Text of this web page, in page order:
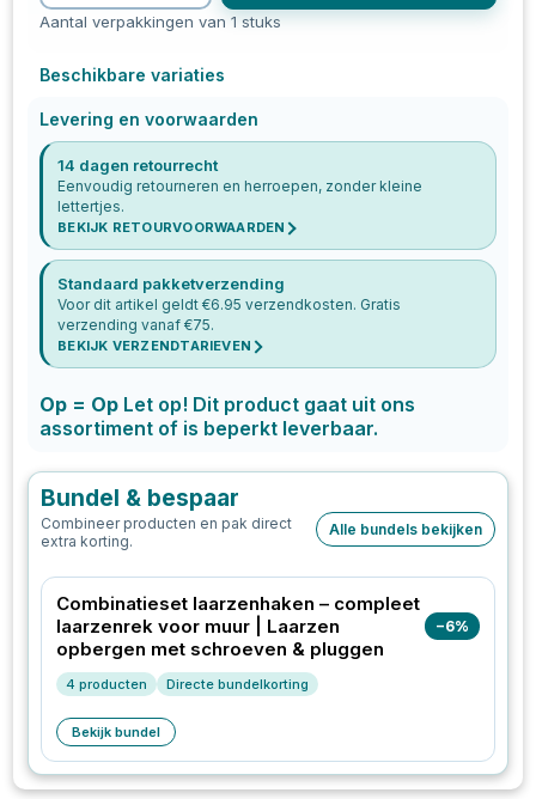
Aantal verpakkingen van 1 stuks
Beschikbare variaties
Levering en voorwaarden
14 dagen retourrecht
Eenvoudig retourneren en herroepen, zonder kleine
lettertjes.
BEKIJK RETOURVOORWAARDEN
Standaard pakketverzending
Voor dit artikel geldt €6.95 verzendkosten. Gratis
verzending vanaf €75.
BEKIJK VERZENDTARIEVEN
Op = Op Let op! Dit product gaat uit ons
assortiment of is beperkt leverbaar.
Bundel & bespaar
Combineer producten en pak direct
extra korting.
Alle bundels bekijken
Combinatieset laarzenhaken – compleet
laarzenrek voor muur | Laarzen
opbergen met schroeven & pluggen
−6%
4 producten Directe bundelkorting
Bekijk bundel